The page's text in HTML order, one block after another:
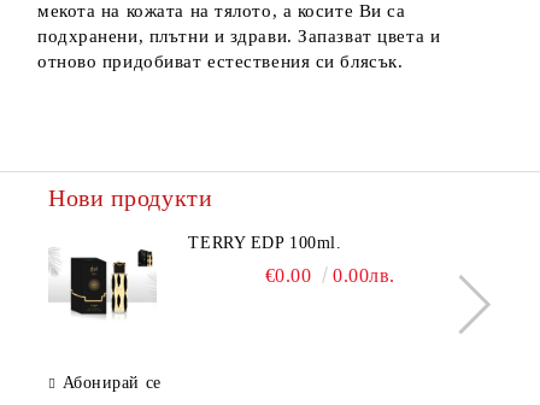
мекота на кожата на тялото, а косите Ви са
подхранени, плътни и здрави. Запазват цвета и
отново придобиват естествения си блясък.
Нови продукти
TERRY EDP 100ml.
€0.00 0.00лв.
Абонирай се